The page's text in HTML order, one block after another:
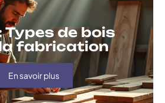
Types de bois
fabrication
En savoir plus